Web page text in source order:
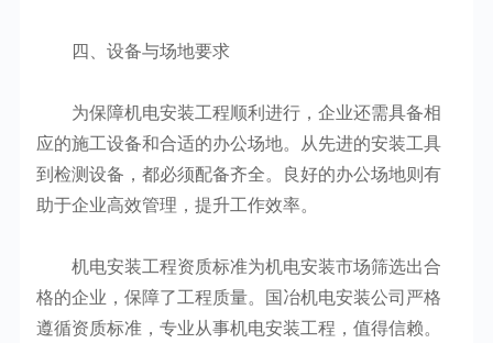
四、设备与场地要求
为保障机电安装工程顺利进行，企业还需具备相
应的施工设备和合适的办公场地。从先进的安装工具
到检测设备，都必须配备齐全。良好的办公场地则有
助于企业高效管理，提升工作效率。
机电安装工程资质标准为机电安装市场筛选出合
格的企业，保障了工程质量。国冶机电安装公司严格
遵循资质标准，专业从事机电安装工程，值得信赖。